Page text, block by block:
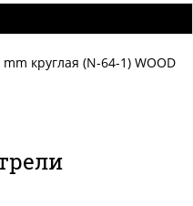
круглая (N-64-1) WOOD